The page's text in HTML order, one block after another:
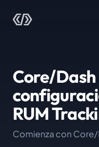
Core/Dash
RUM
Comienza con